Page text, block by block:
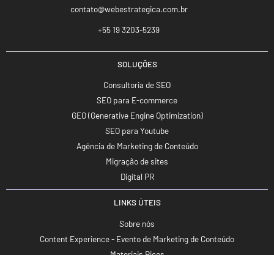
contato@webestrategica.com.br
+55 19 3203-5239
SOLUÇÕES
Consultoria de SEO
SEO para E-commerce
GEO (Generative Engine Optimization)
SEO para Youtube
Agência de Marketing de Conteúdo
Migração de sites
Digital PR
LINKS ÚTEIS
Sobre nós
Content Experience - Evento de Marketing de Conteúdo